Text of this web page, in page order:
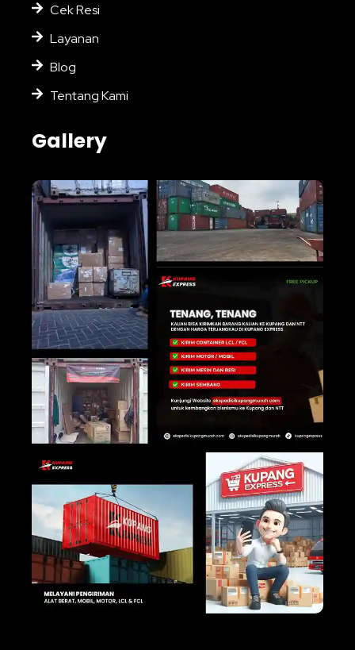
Cek Resi
Layanan
Blog
Tentang Kami
Gallery